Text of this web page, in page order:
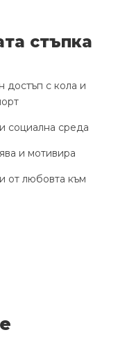
стъпка
достъп с кола и
социална среда
и мотивира
от любовта към